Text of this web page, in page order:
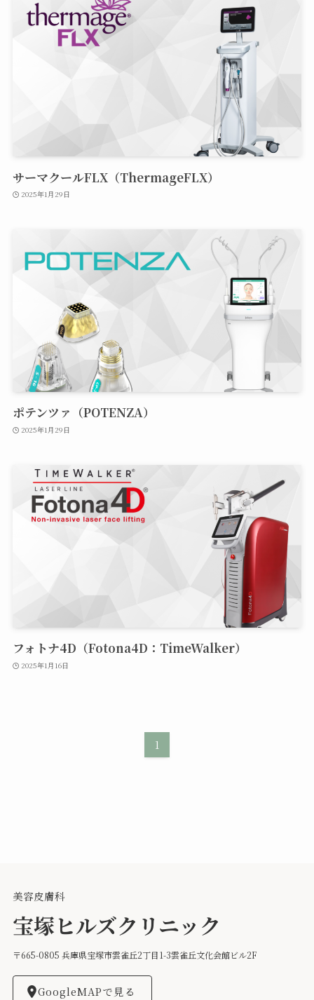
サーマクールFLX（ThermageFLX）
2025年1月29日
ポテンツァ（POTENZA）
2025年1月29日
フォトナ4D（Fotona4D：TimeWalker）
2025年1月16日
1
美容皮膚科
宝塚ヒルズクリニック
〒665-0805 兵庫県宝塚市雲雀丘2丁目1-3雲雀丘文化会館ビル2F
GoogleMAPで見る